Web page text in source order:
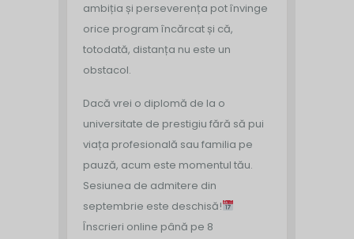
ambiția și perseverența pot învinge
orice program încărcat și că,
totodată, distanța nu este un
obstacol.
Dacă vrei o diplomă de la o
universitate de prestigiu fără să pui
viața profesională sau familia pe
pauză, acum este momentul tău.
Sesiunea de admitere din
septembrie este deschisă!
Înscrieri online până pe 8